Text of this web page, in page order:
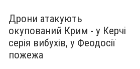
Дрони атакують
окупований Крим - у Керчі
серія вибухів, у Феодосії
пожежа